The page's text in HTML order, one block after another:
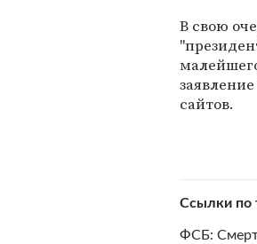
В свою
сайтов.
Ссылки по
ФСБ: